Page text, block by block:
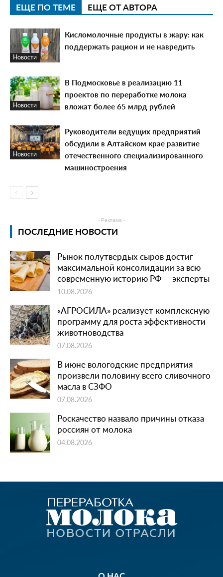
ЕЩЕ ПО ТЕМЕ ЕЩЕ ОТ АВТОРА
Новости
Кисломолочные продукты в жару: как
поддержать рацион и не навредить
Новости
В Подмосковье в реализацию 11
проектов по переработке молока
вложат более 65 млрд рублей
Новости
Руководители ведущих предприятий
обсудили в Алтайском крае развитие
отечественного специализированного
машиностроения
- Реклама -
ПОСЛЕДНИЕ НОВОСТИ
Рынок полутвердых сыров достиг
максимальной консолидации за всю
современную историю РФ — эксперты
10.08.2026
«АГРОСИЛА» реализует комплексную
программу для роста эффективности
животноводства
07.08.2026
В июне вологодские предприятия
произвели половину всего сливочного
масла в СЗФО
07.08.2026
Роскачество назвало причины отказа
россиян от молока
04.08.2026